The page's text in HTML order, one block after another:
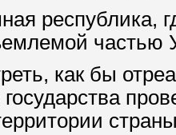
республика,
частью
как бы